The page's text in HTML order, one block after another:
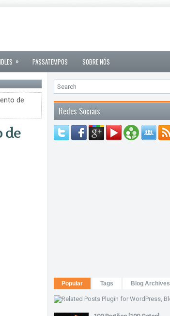
» PASSATEMPOS SOBRE NÓS
de
de
Redes Sociais
Popular Tags Blog Archives